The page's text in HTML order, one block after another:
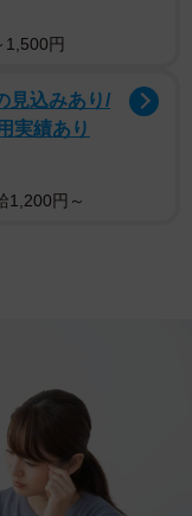
1,500円
見込みあり/
実績あり
1,200円～